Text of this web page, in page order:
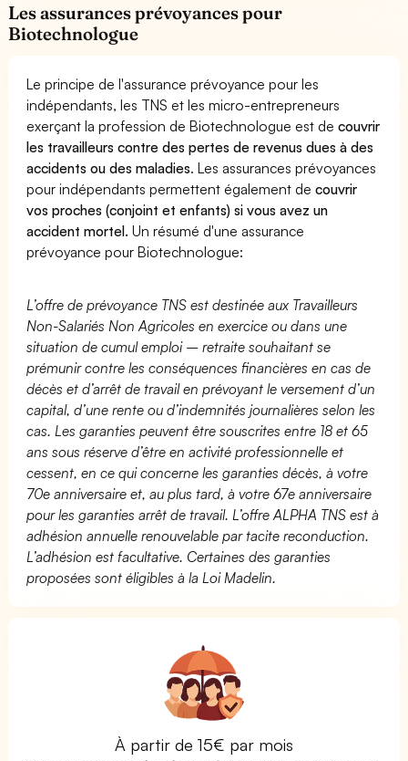
Les assurances prévoyances pour
Biotechnologue
Le principe de l'assurance prévoyance pour les
indépendants, les TNS et les micro-entrepreneurs
exerçant la profession de Biotechnologue est decouvrir
les travailleurs contre des pertes de revenus dues à des
accidents ou des maladies. Les assurances prévoyances
pour indépendants permettent également decouvrir
vos proches (conjoint et enfants) si vous avez un
accident mortel. Un résumé d'une assurance
prévoyance pour Biotechnologue:
L’offre de prévoyance TNS est destinée aux Travailleurs
Non-Salariés Non Agricoles en exercice ou dans une
situation de cumul emploi – retraite souhaitant se
prémunir contre les conséquences financières en cas de
décès et d’arrêt de travail en prévoyant le versement d’un
capital, d’une rente ou d’indemnités journalières selon les
cas. Les garanties peuvent être souscrites entre 18 et 65
ans sous réserve d’être en activité professionnelle et
cessent, en ce qui concerne les garanties décès, à votre
70e anniversaire et, au plus tard, à votre 67e anniversaire
pour les garanties arrêt de travail. L’offre ALPHA TNS est à
adhésion annuelle renouvelable par tacite reconduction.
L’adhésion est facultative. Certaines des garanties
proposées sont éligibles à la Loi Madelin.
À partir de 15€ par mois